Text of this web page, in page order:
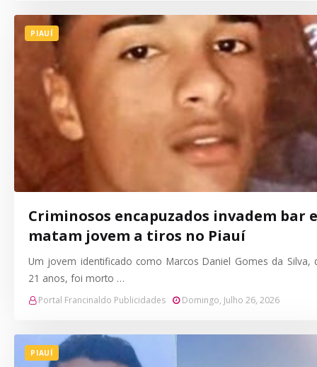
PIAUÍ
Criminosos encapuzados invadem bar e
matam jovem a tiros no Piauí
Um jovem identificado como Marcos Daniel Gomes da Silva,
21 anos, foi morto …
Portal Francinaldo Publicidades Domingo, Julho 26, 2026
PIAUÍ